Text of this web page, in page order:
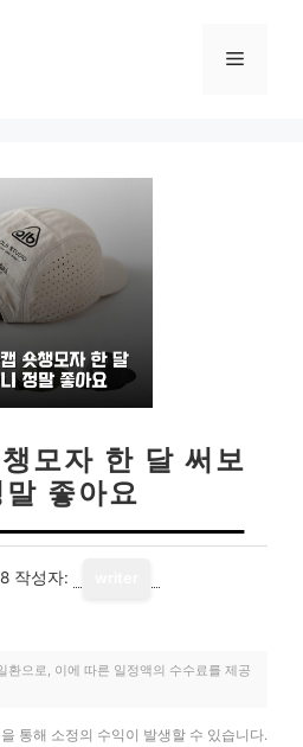
메
모자 한 달 써보
말 좋아요
작성자:
환으로, 이에 따른 일정액의 수수료를 제공
통해 소정의 수익이 발생할 수 있습니다.